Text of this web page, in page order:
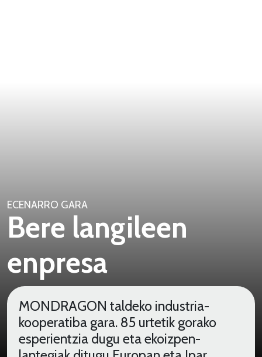
ECENARRO GARA
Bere langileen
enpresa
MONDRAGON taldeko industria-
kooperatiba gara. 85 urtetik gorako
esperientzia dugu eta ekoizpen-